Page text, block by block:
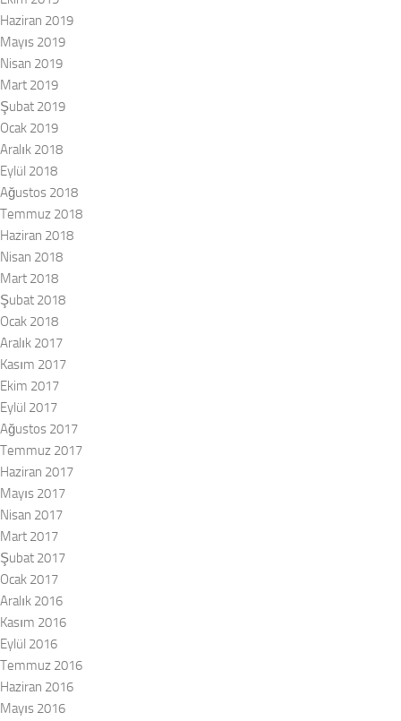
Haziran 2019
Mayıs 2019
Nisan 2019
Mart 2019
Şubat 2019
Ocak 2019
Aralık 2018
Eylül 2018
Ağustos 2018
Temmuz 2018
Haziran 2018
Nisan 2018
Mart 2018
Şubat 2018
Ocak 2018
Aralık 2017
Kasım 2017
Ekim 2017
Eylül 2017
Ağustos 2017
Temmuz 2017
Haziran 2017
Mayıs 2017
Nisan 2017
Mart 2017
Şubat 2017
Ocak 2017
Aralık 2016
Kasım 2016
Eylül 2016
Temmuz 2016
Haziran 2016
Mayıs 2016